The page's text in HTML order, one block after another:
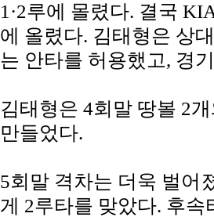
1·2루에 몰렸다. 결국
에 올렸다. 김태형은 상
는 안타를 허용했고, 경
김태형은 4회말 땅볼 2
만들었다.
5회말 격차는 더욱 벌어
게 2루타를 맞았다. 후